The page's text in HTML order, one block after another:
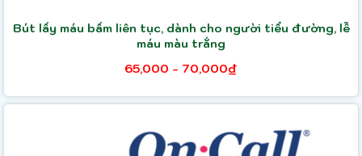
Bút lấy máu bấm liên tục, dành cho người tiểu đường, lễ
máu màu trắng
65,000 - 70,000₫